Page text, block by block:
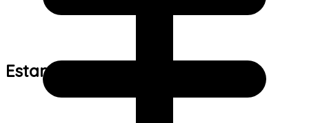
Estampa: